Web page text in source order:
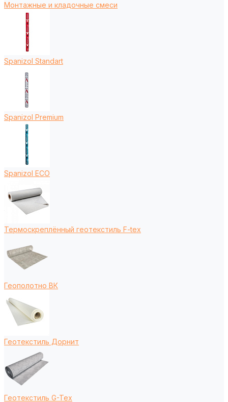
Монтажные и кладочные смеси
Spanizol Standart
Spanizol Premium
Spanizol ECO
Термоскреплённый геотекстиль F-tex
Геополотно ВК
Геотекстиль Дорнит
Геотекстиль G-Tex